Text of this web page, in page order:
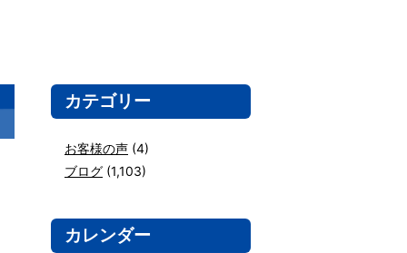
カテゴリー
お客様の声 (4)
ブログ (1,103)
カレンダー